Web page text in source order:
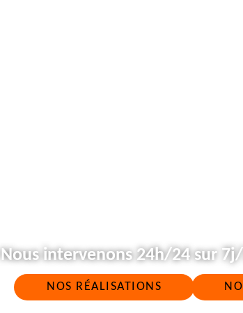
Nous intervenons 24h/24 sur
NOS RÉALISATIONS